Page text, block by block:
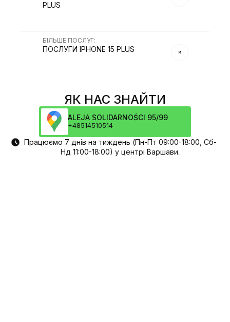
PLUS
БІЛЬШЕ ПОСЛУГ:
ПОСЛУГИ IPHONE 15 PLUS
ЯК НАС ЗНАЙТИ
ALEJA SOLIDARNOŚCI 95/99
+48514510514
Працюємо 7 днів на тиждень (Пн-Пт 09:00-18:00, Сб-
Нд 11:00-18:00) у центрі Варшави.